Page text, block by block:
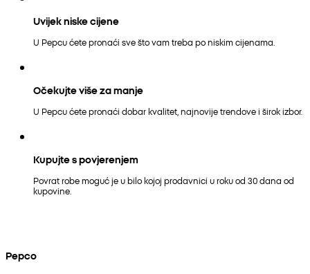
Uvijek niske cijene
U Pepcu ćete pronaći sve što vam treba po niskim cijenama.
Očekujte više za manje
U Pepcu ćete pronaći dobar kvalitet, najnovije trendove i širok izbor.
Kupujte s povjerenjem
Povrat robe moguć je u bilo kojoj prodavnici u roku od 30 dana od
kupovine.
Pepco